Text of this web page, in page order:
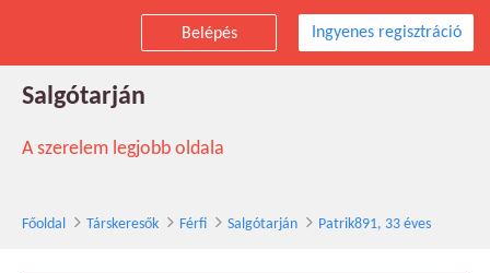
Belépés Ingyenes regisztráció
Patrik891 társkereső férfi, 33 éves,
Salgótarján
A szerelem legjobb oldala
Főoldal Társkeresők Férfi Salgótarján Patrik891, 33 éves